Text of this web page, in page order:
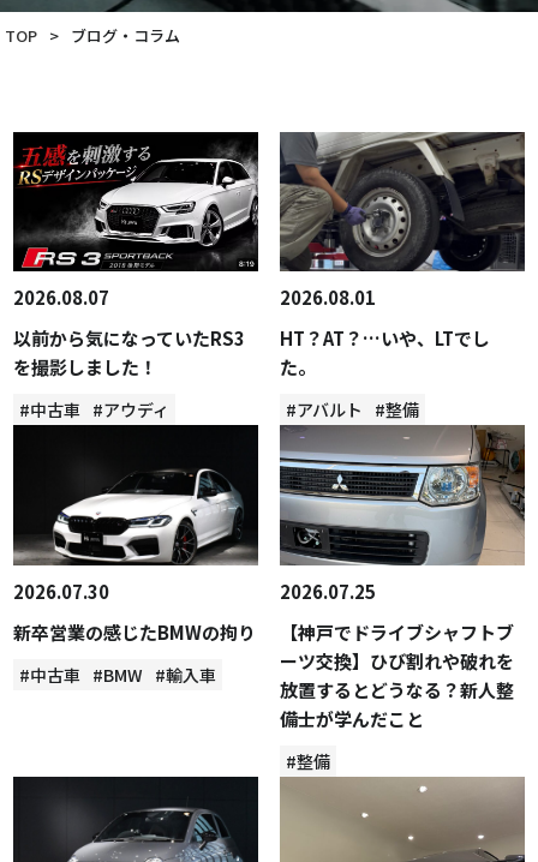
TOP > ブログ・コラム
2026.08.07
以前から気になっていたRS3
を撮影しました！
#中古車 #アウディ
2026.08.01
HT？AT？…いや、LTでし
た。
#アバルト #整備
2026.07.30
新卒営業の感じたBMWの拘り
#中古車 #BMW #輸入車
2026.07.25
【神戸でドライブシャフトブ
ーツ交換】ひび割れや破れを
放置するとどうなる？新人整
備士が学んだこと
#整備